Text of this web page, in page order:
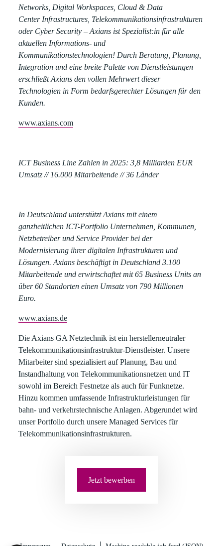
Networks, Digital Workspaces, Cloud & Data
Center Infrastructures, Telekommunikationsinfrastrukturen
oder Cyber Security – Axians ist Spezialist:in für alle
aktuellen Informations- und
Kommunikationstechnologien! Durch Beratung, Planung,
Integration und eine breite Palette von Dienstleistungen
erschließt Axians den vollen Mehrwert dieser
Technologien in Form bedarfsgerechter Lösungen für den
Kunden.
www.axians.com
ICT Business Line Zahlen in 2025: 3,8 Milliarden EUR
Umsatz // 16.000 Mitarbeitende // 36 Länder
In Deutschland unterstützt Axians mit einem
ganzheitlichen ICT-Portfolio Unternehmen, Kommunen,
Netzbetreiber und Service Provider bei der
Modernisierung ihrer digitalen Infrastrukturen und
Lösungen. Axians beschäftigt in Deutschland 3.100
Mitarbeitende und erwirtschaftet mit 65 Business Units an
über 60 Standorten einen Umsatz von 790 Millionen
Euro.
www.axians.de
Die Axians GA Netztechnik ist ein herstellerneutraler
Telekommunikationsinfrastruktur-Dienstleister. Unsere
Mitarbeiter sind spezialisiert auf Planung, Bau und
Instandhaltung von Telekommunikationsnetzen und IT
sowohl im Bereich Festnetze als auch für Funknetze.
Hinzu kommen umfassende Infrastrukturleistungen für
bahn- und verkehrstechnische Anlagen. Abgerundet wird
unser Portfolio durch unsere Managed Services für
Telekommunikationsinfrastrukturen.
Jetzt bewerben